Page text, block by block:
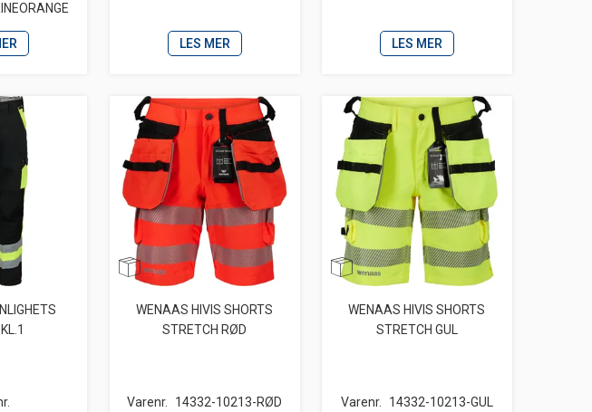
LES MER LES MER
WENAAS HIVIS SHORTS
STRETCH RØD
Varenr. 14332-10213-RØD
WENAAS HIVIS SHORTS
STRETCH GUL
Varenr. 14332-10213-GUL